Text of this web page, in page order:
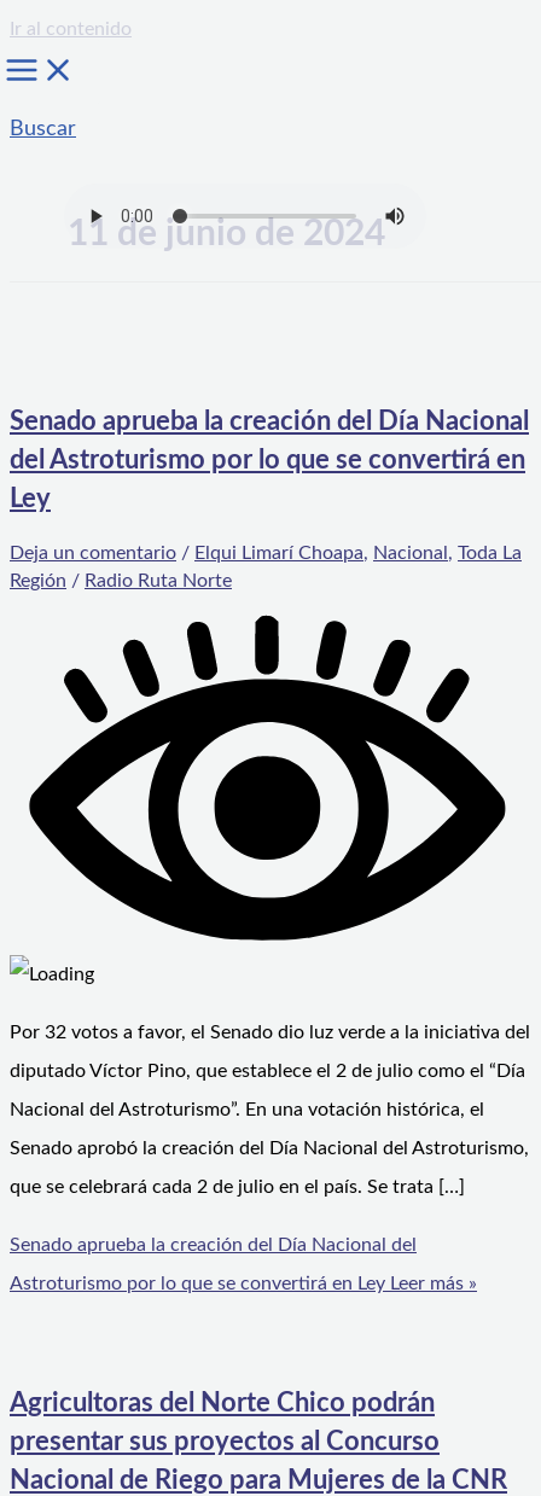
Ir al contenido
Buscar
11 de junio de 2024
Senado aprueba la creación del Día Nacional
del Astroturismo por lo que se convertirá en
Ley
Deja un comentario / Elqui Limarí Choapa, Nacional , Toda La
Región / Radio Ruta Norte
Por 32 votos a favor, el Senado dio luz verde a la iniciativa del
diputado Víctor Pino, que establece el 2 de julio como el “Día
Nacional del Astroturismo”. En una votación histórica, el
Senado aprobó la creación del Día Nacional del Astroturismo,
que se celebrará cada 2 de julio en el país. Se trata […]
Senado aprueba la creación del Día Nacional del
Astroturismo por lo que se convertirá en Ley Leer más »
Agricultoras del Norte Chico podrán
presentar sus proyectos al Concurso
Nacional de Riego para Mujeres de la CNR